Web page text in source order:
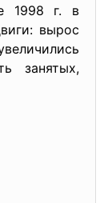
1998 г. в
вырос
занятых,